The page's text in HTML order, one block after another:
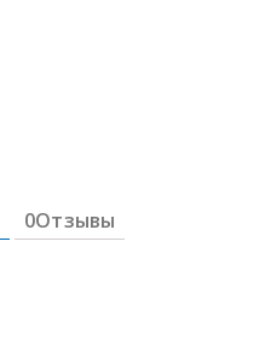
0Отзывы